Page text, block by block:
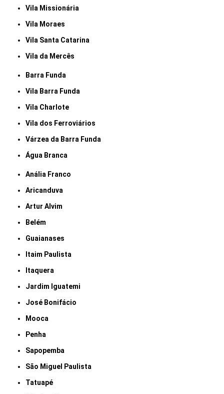
Vila Missionária
Vila Moraes
Vila Santa Catarina
Vila da Mercês
Barra Funda
Vila Barra Funda
Vila Charlote
Vila dos Ferroviários
Várzea da Barra Funda
Água Branca
Anália Franco
Aricanduva
Artur Alvim
Belém
Guaianases
Itaim Paulista
Itaquera
Jardim Iguatemi
José Bonifácio
Mooca
Penha
Sapopemba
São Miguel Paulista
Tatuapé